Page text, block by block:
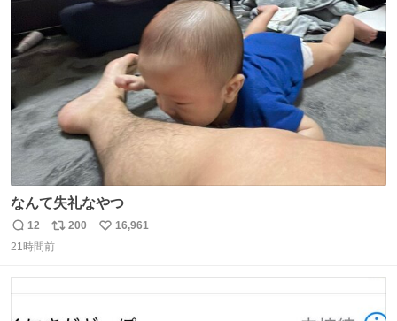
ト
数
なんて失礼なやつ
返
信
12
リ
ポ
200
い
16,961
21時間前